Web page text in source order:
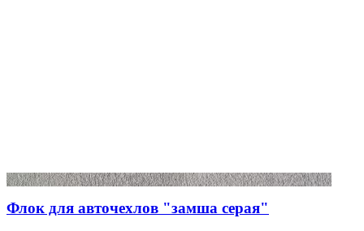
Флок для авточехлов "замша серая"